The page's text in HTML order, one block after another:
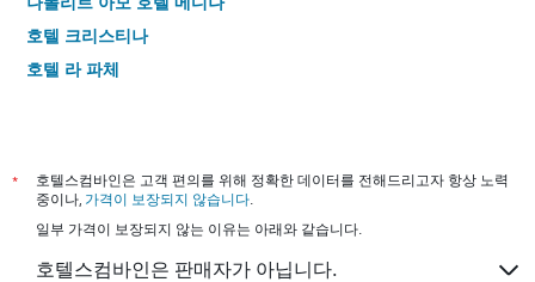
호텔 크리스티나
호텔 라 파체
호텔 콜롬보
호텔 일 콘벤토
호텔 피아짜 벨리니
산세베로 네이플
*
호텔스컴바인은 고객 편의를 위해 정확한 데이터를 전해드리고자 항상 노력
중이나, 가격이 보장되지 않습니다.
일부 가격이 보장되지 않는 이유는 아래와 같습니다.
호텔스컴바인은 판매자가 아닙니다.